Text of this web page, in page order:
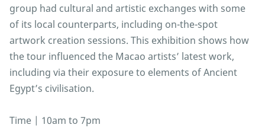
group had cultural and artistic exchanges with some
of its local counterparts, including on-the-spot
artwork creation sessions. This exhibition shows how
the tour influenced the Macao artists’ latest work,
including via their exposure to elements of Ancient
Egypt’s civilisation.
Time | 10am to 7pm